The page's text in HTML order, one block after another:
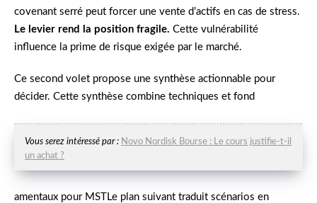
covenant serré peut forcer une vente d’actifs en cas de stress.
Le levier rend la position fragile. Cette vulnérabilité
influence la prime de risque exigée par le marché.
Ce second volet propose une synthèse actionnable pour
décider. Cette synthèse combine techniques et fond
Vous serez intéressé par : Novo Nordisk Bourse : Le cours justifie-t-il
un achat ?
amentaux pour MSTLe plan suivant traduit scénarios en